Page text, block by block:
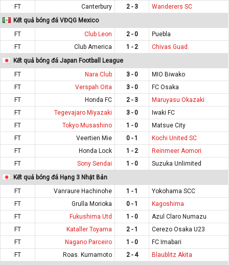
FT Canterbury 2 - 3
Wanderers SC
Kết quả bóng đá VĐQG Mexico
FT
Club Leon 2 - 0
Puebla
FT
Club America 1 - 2
Chivas Guad.
Kết quả bóng đá Japan Football League
FT
Nara Club 3 - 0
MIO Biwako
FT
Verspah Oita 3 - 0
FC Osaka
FT
Honda FC 2 - 3
Maruyasu Okazaki
FT
Tegevajaro Miyazaki 3 - 0
Iwaki FC
FT
Tokyo Musashino 1 - 0
Matsue City
FT
Veertien Mie 0 - 1
Kochi United SC
FT
Honda Lock 1 - 2
Reinmeer Aomori
FT
Sony Sendai 1 - 0
Suzuka Unlimited
Kết quả bóng đá Hạng 3 Nhật Bản
FT
Vanraure Hachinohe 1 - 1
Yokohama SCC
FT
Grulla Morioka 0 - 1
Kagoshima
FT
Fukushima Utd 1 - 0
Azul Claro Numazu
FT
Kataller Toyama 2 - 1
Cerezo Osaka U23
FT
Nagano Parceiro 1 - 0
FC Imabari
FT
Roas. Kumamoto 2 - 4
Blaublitz Akita